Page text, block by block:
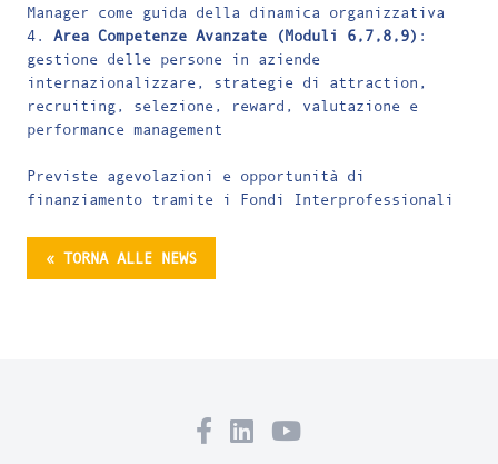
Manager come guida della dinamica organizzativa
4.
Area Competenze Avanzate (Moduli 6,7,8,9) :
gestione delle persone in aziende
internazionalizzare, strategie di attraction,
recruiting, selezione, reward, valutazione e
performance management
Previste agevolazioni e opportunità di
finanziamento tramite i Fondi Interprofessionali
« TORNA ALLE NEWS